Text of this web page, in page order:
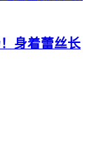
身着蕾丝长